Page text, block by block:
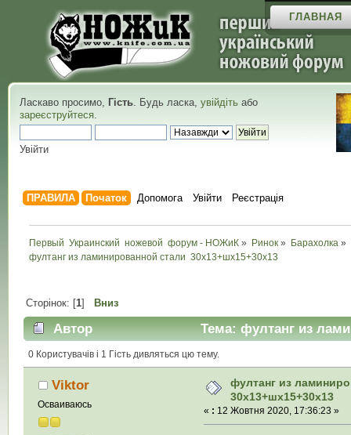
ГЛАВНАЯ
Ласкаво просимо, Гість. Будь ласка, увійдіть або
зареєструйтеся.
Увійти
ПРАВИЛА Початок Допомога Увійти Реєстрація
Первый  Украинский  ножевой  форум - НОЖиК » Ринок » Барахолка »
фултанг из ламинированной стали  30х13+шх15+30х13
Сторінок: [1] Вниз
Автор Тема: фултанг из
0 Користувачів і 1 Гість дивляться цю тему.
Viktor
Осваиваюсь
фултанг из
30х13+шх15+30х13
« : 12 Жовтня 2020, 17:36:23 »